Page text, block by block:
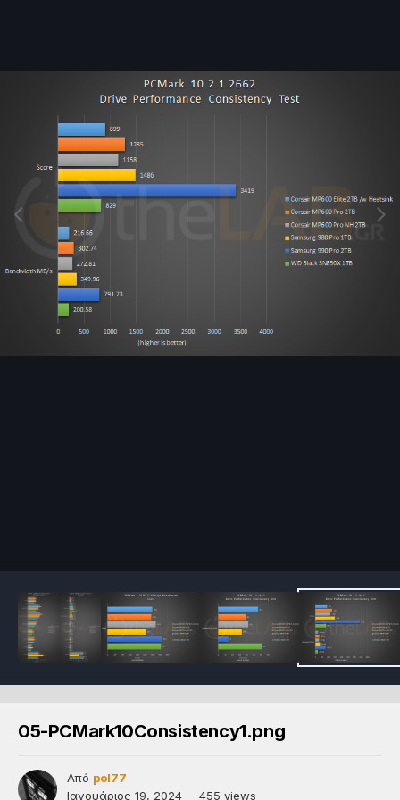
05-PCMark10Consistency1.png
Από pol77
Ιανουάριος 19, 2024
455 views